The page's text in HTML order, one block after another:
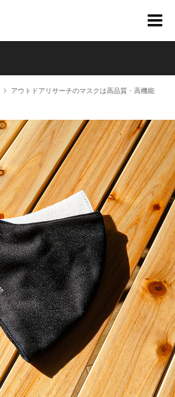
アウトドアリサーチのマスクは高品質・高機能